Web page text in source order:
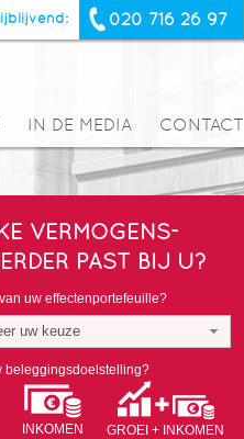
020 716 26 97
IN DE MEDIA CONTACT
VERMOGENS-
PAST BIJ U?
uw effectenportefeuille?
uw keuze
beleggingsdoelstelling?
INKOMEN GROEI + INKOMEN